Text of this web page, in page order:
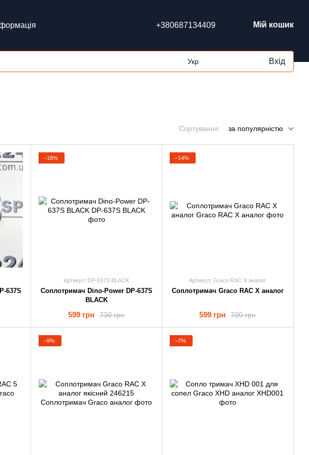
+380687134409 Мій кошик
Укр Вхід
Сортування: за популярністю
637S
−18%
Артикул: DP-637S BLACK
Соплотримач Dino-Power DP-637S
BLACK
730 грн
599 грн
−14%
Артикул: Graco RAC X аналог
Соплотримач Graco RAC X аналог
700 грн
599 грн
−9% −7%